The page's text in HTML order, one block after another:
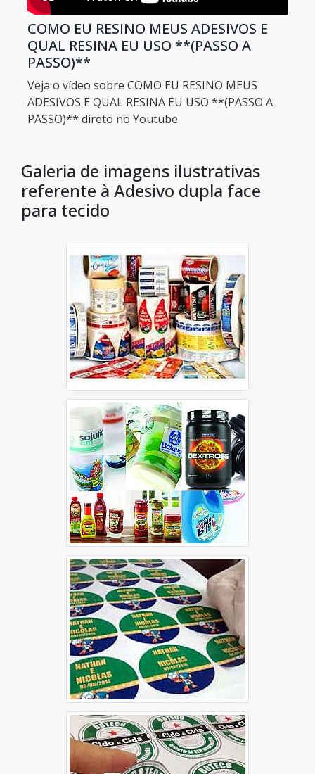
COMO EU RESINO MEUS ADESIVOS E
QUAL RESINA EU USO **(PASSO A
PASSO)**
Veja o vídeo sobre COMO EU RESINO MEUS
ADESIVOS E QUAL RESINA EU USO **(PASSO A
PASSO)** direto no Youtube
Galeria de imagens ilustrativas
referente à Adesivo dupla face
para tecido